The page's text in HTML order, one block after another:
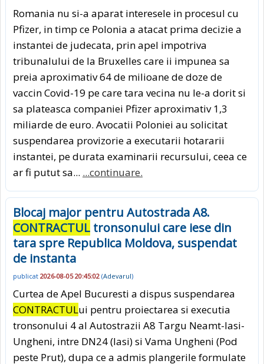
Romania nu si-a aparat interesele in procesul cu
Pfizer, in timp ce Polonia a atacat prima decizie a
instantei de judecata, prin apel impotriva
tribunalului de la Bruxelles care ii impunea sa
preia aproximativ 64 de milioane de doze de
vaccin Covid-19 pe care tara vecina nu le-a dorit si
sa plateasca companiei Pfizer aproximativ 1,3
miliarde de euro. Avocatii Poloniei au solicitat
suspendarea provizorie a executarii hotararii
instantei, pe durata examinarii recursului, ceea ce
ar fi putut sa... ...continuare.
Blocaj major pentru Autostrada A8.
CONTRACTUL tronsonului care iese din
tara spre Republica Moldova, suspendat
de instanta
publicat 2026-08-05 20:45:02 (Adevarul)
Curtea de Apel Bucuresti a dispus suspendarea
CONTRACTULui pentru proiectarea si executia
tronsonului 4 al Autostrazii A8 Targu Neamt-Iasi-
Ungheni, intre DN24 (Iasi) si Vama Ungheni (Pod
peste Prut), dupa ce a admis plangerile formulate